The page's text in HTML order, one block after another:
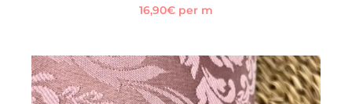
16,90€ per m